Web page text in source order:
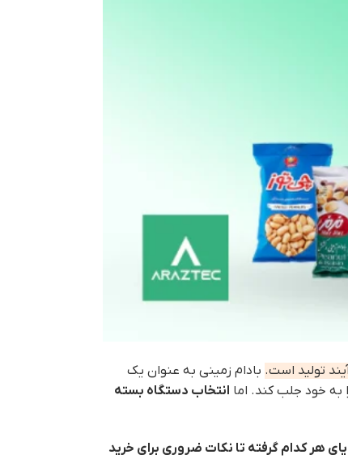
تولید است. بادام زمینی به عنوان یک
خود جلب کند. اما انتخاب دستگاه بسته
هر کدام گرفته تا نکات ضروری برای خرید